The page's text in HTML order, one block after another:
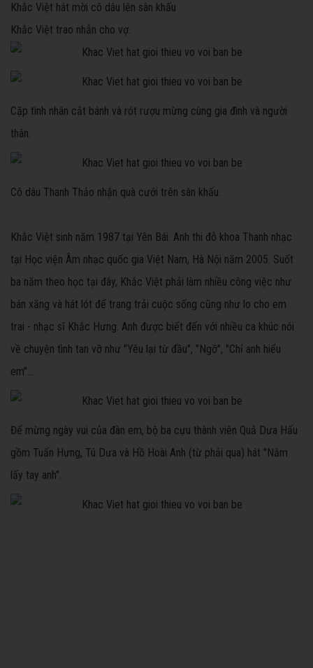
Khắc Việt hát mời cô dâu lên sân khấu
Khắc Việt trao nhẫn cho vợ.
Cặp tình nhân cắt bánh và rót rượu mừng cùng gia đình và người
thân.
Cô dâu Thanh Thảo nhận quà cưới trên sân khấu.
Khắc Việt sinh năm 1987 tại Yên Bái. Anh thi đỗ khoa Thanh nhạc
tại Học viện Âm nhạc quốc gia Việt Nam, Hà Nội năm 2005. Suốt
ba năm theo học tại đây, Khắc Việt phải làm nhiều công việc như
bán xăng và hát lót để trang trải cuộc sống cũng như lo cho em
trai - nhạc sĩ Khắc Hưng. Anh được biết đến với nhiều ca khúc nói
về chuyện tình tan vỡ như "Yêu lại từ đầu", "Ngỡ", "Chỉ anh hiểu
em"...
Để mừng ngày vui của đàn em, bộ ba cựu thành viên Quả Dưa Hấu
gồm Tuấn Hưng, Tú Dưa và Hồ Hoài Anh (từ phải qua) hát "Nắm
lấy tay anh".